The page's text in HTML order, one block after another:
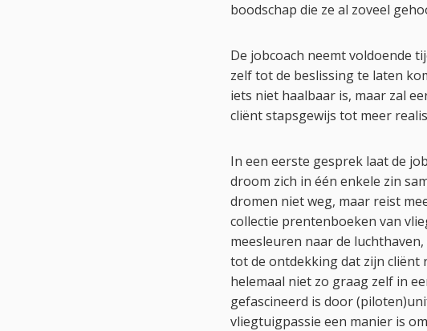
boodschap die ze al zoveel
De jobcoach neemt voldoende
zelf tot de beslissing te laten
iets niet haalbaar is, maar zal
cliënt stapsgewijs tot meer
In een eerste gesprek laat de
droom zich in één enkele zin
dromen niet weg, maar reist
collectie prentenboeken van
meesleuren naar de
tot de ontdekking dat zijn
helemaal niet zo graag zelf in
gefascineerd is door
vliegtuigpassie een manier is